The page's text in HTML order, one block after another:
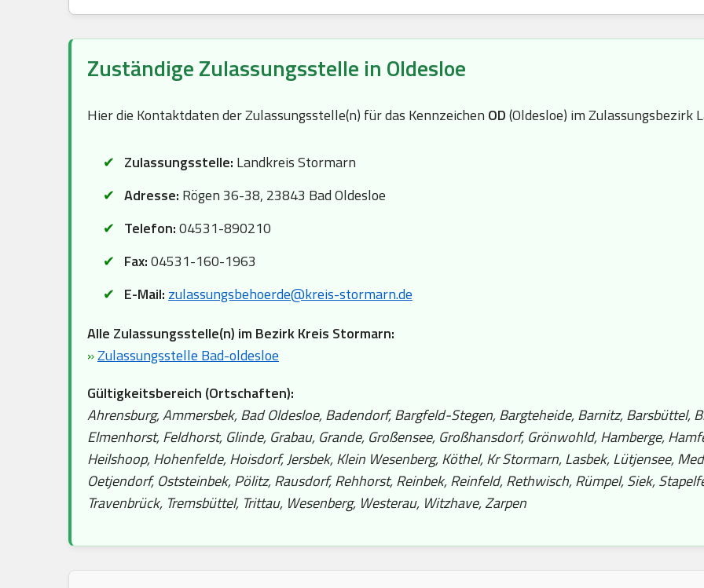
Zuständige Zulassungsstelle in Oldesloe
Hier die Kontaktdaten der Zulassungsstelle(n) für das Kennzeichen OD(Oldesloe) im
Zulassungsstelle: Landkreis Stormarn
Adresse: Rögen 36-38, 23843 Bad Oldesloe
Telefon:04531-890210
Fax:04531-160-1963
E-Mail: zulassungsbehoerde@kreis-stormarn.de
Alle Zulassungsstelle(n) im Bezirk Kreis Stormarn:
»Zulassungsstelle Bad-oldesloe
Gültigkeitsbereich (Ortschaften):
Ahrensburg, Ammersbek, Bad Oldesloe, Badendorf, Bargfeld-Stegen, Bargteheide, Barnitz, Barsbüttel,
Elmenhorst, Feldhorst, Glinde, Grabau, Grande, Großensee, Großhansdorf, Grönwohld, Hamberge,
Heilshoop, Hohenfelde, Hoisdorf, Jersbek, Klein Wesenberg, Köthel, Kr Stormarn, Lasbek, Lütjensee,
Oetjendorf, Oststeinbek, Pölitz, Rausdorf, Rehhorst, Reinbek, Reinfeld, Rethwisch, Rümpel, Siek,
Travenbrück, Tremsbüttel, Trittau, Wesenberg, Westerau, Witzhave, Zarpen